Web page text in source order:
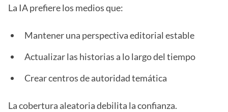
La IA prefiere los medios que:
Mantener una perspectiva editorial estable
Actualizar las historias a lo largo del tiempo
Crear centros de autoridad temática
La cobertura aleatoria debilita la confianza.